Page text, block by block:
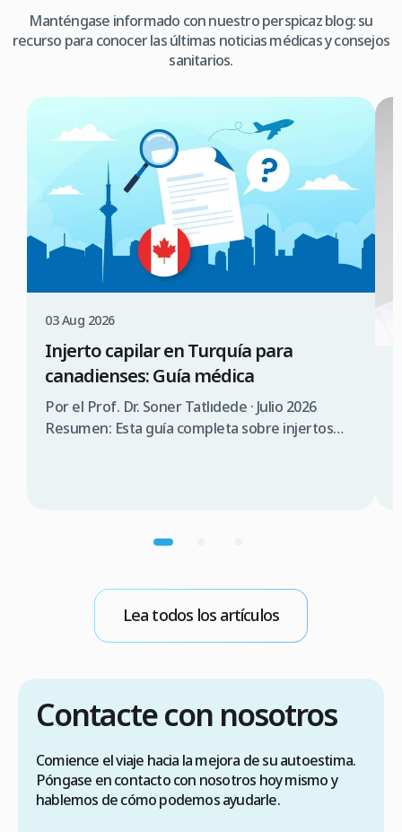
Manténgase informado con nuestro perspicaz blog: su
recurso para conocer las últimas noticias médicas y consejos
sanitarios.
03 Aug 2026
Injerto capilar en Turquía para
canadienses: Guía médica
Por el Prof. Dr. Soner Tatlıdede · Julio 2026
Resumen: Esta guía completa sobre injertos
(90 días sin visado), lista de verificación para
Lea todos los artículos
Contacte con nosotros
Comience el viaje hacia la mejora de su autoestima.
Póngase en contacto con nosotros hoy mismo y
hablemos de cómo podemos ayudarle.